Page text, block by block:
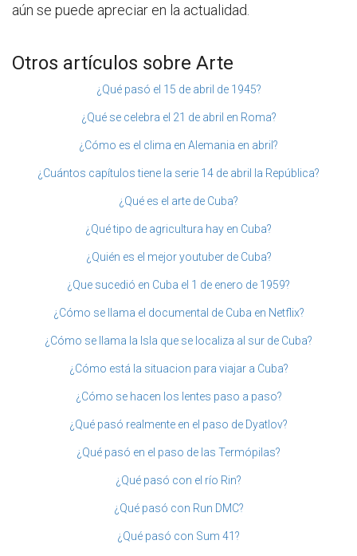
aún se puede apreciar en la actualidad.
Otros artículos sobre Arte
¿Qué pasó el 15 de abril de 1945?
¿Qué se celebra el 21 de abril en Roma?
¿Cómo es el clima en Alemania en abril?
¿Cuántos capítulos tiene la serie 14 de abril la República?
¿Qué es el arte de Cuba?
¿Qué tipo de agricultura hay en Cuba?
¿Quién es el mejor youtuber de Cuba?
¿Que sucedió en Cuba el 1 de enero de 1959?
¿Cómo se llama el documental de Cuba en Netflix?
¿Cómo se llama la Isla que se localiza al sur de Cuba?
¿Cómo está la situacion para viajar a Cuba?
¿Cómo se hacen los lentes paso a paso?
¿Qué pasó realmente en el paso de Dyatlov?
¿Qué pasó en el paso de las Termópilas?
¿Qué pasó con el río Rin?
¿Qué pasó con Run DMC?
¿Qué pasó con Sum 41?